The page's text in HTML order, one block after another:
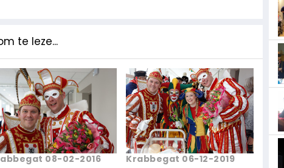
te leze...
08-02-2016 Krabbegat 06-12-2019